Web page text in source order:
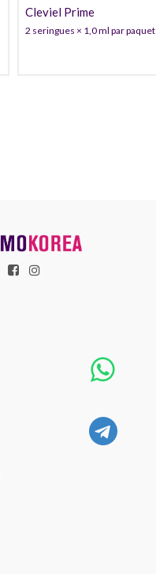
Cleviel Prime
2 seringues × 1,0 ml par paquet